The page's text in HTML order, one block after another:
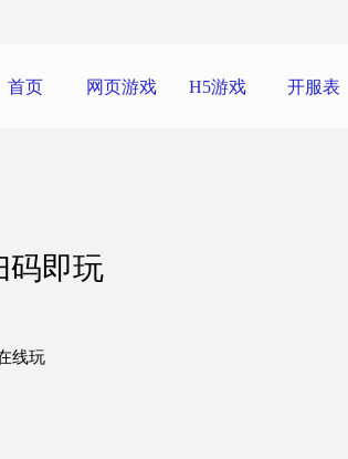
首页 网页游戏 H5游戏 开服表
即玩
线玩